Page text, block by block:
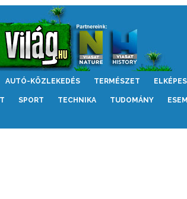
AUTÓ-KÖZLEKEDÉS TERMÉSZET
SPORT TECHNIKA TUDOMÁNY